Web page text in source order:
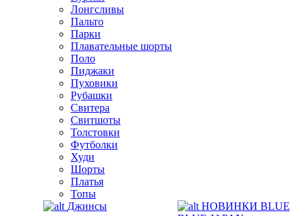
Лонгсливы
Пальто
Парки
Плавательные шорты
Поло
Пиджаки
Пуховики
Рубашки
Свитера
Свитшоты
Толстовки
Футболки
Худи
Шорты
Платья
Топы
Джинсы
НОВИНКИ BLUE